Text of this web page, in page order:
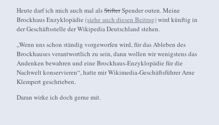
Heute darf ich mich auch mal alsStifterSpender outen. Meine
Brockhaus Enzyklopädie(siehe auch diesen Beitrag)wird künftig in
der Geschäftsstelle der Wikipedia Deutschland stehen.
„Wenn uns schon ständig vorgeworfen wird, für das Ableben des
Brockhauses verantwortlich zu sein, dann wollen wir wenigstens das
Andenken bewahren und eine Brockhaus-Enzyklopädie für die
Nachwelt konservieren“, hatte mir Wikimedia-Geschäftsführer Arne
Klempert geschrieben.
Daran wirke ich doch gerne mit.